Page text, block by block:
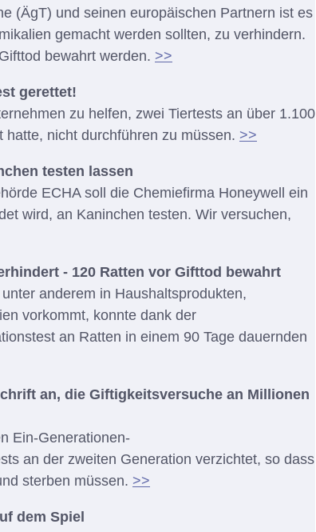
(ÄgT) und seinen europäischen Partnern ist es
gemacht werden sollten, zu verhindern.
bewahrt werden. >>
gerettet!
zu helfen, zwei Tiertests an über 1.100
nicht durchführen zu müssen. >>
testen lassen
ECHA soll die Chemiefirma Honeywell ein
wird, an Kaninchen testen. Wir versuchen,
- 120 Ratten vor Gifttod bewahrt
anderem in Haushaltsprodukten,
vorkommt, konnte dank der
an Ratten in einem 90 Tage dauernden
an, die Giftigkeitsversuche an Millionen
Ein-Generationen-
an der zweiten Generation verzichtet, so dass
sterben müssen. >>
dem Spiel